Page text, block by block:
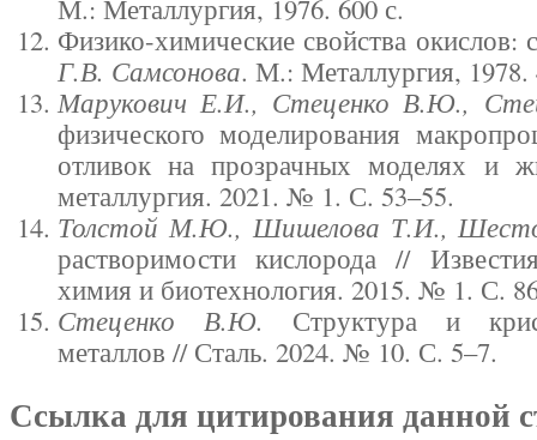
М.: Металлургия, 1976. 600 с.
Физико-химические свойства окислов:
Г.В. Самсонова. М.: Металлургия, 1978.
Марукович Е.И., Стеценко В.Ю.,
физического моделирования
отливок на прозрачных моделях и
металлургия. 2021. № 1. С. 53–55.
Толстой М.Ю., Шишелова Т.И.,
растворимости кислорода //
химия и биотехнология. 2015. № 1. С.
Стеценко В.Ю. Структура и
металлов // Сталь. 2024. № 10. С. 5–7.
Ссылка для цитирования данной